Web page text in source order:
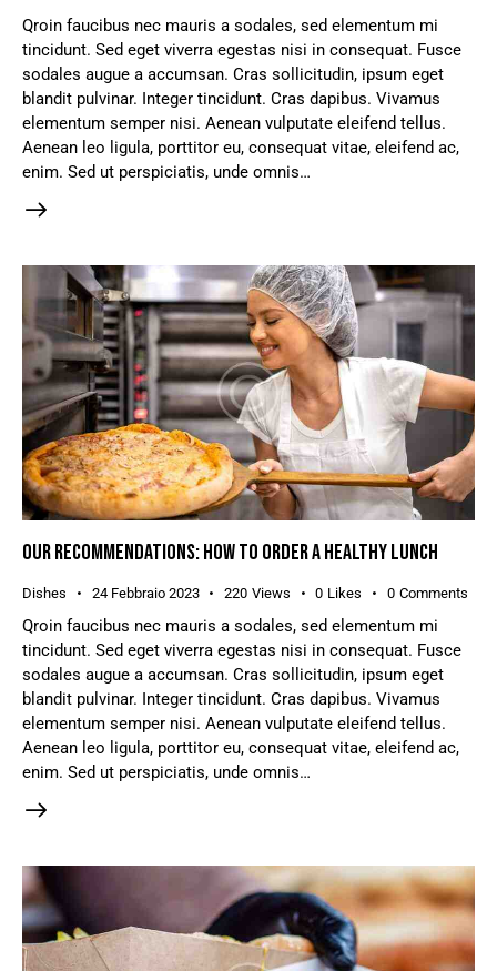
Qroin faucibus nec mauris a sodales, sed elementum mi
tincidunt. Sed eget viverra egestas nisi in consequat. Fusce
sodales augue a accumsan. Cras sollicitudin, ipsum eget
blandit pulvinar. Integer tincidunt. Cras dapibus. Vivamus
elementum semper nisi. Aenean vulputate eleifend tellus.
Aenean leo ligula, porttitor eu, consequat vitae, eleifend ac,
enim. Sed ut perspiciatis, unde omnis…
OUR RECOMMENDATIONS: HOW TO ORDER A HEALTHY LUNCH
Dishes 24 Febbraio 2023 220 Views 0 Likes 0 Comments
Qroin faucibus nec mauris a sodales, sed elementum mi
tincidunt. Sed eget viverra egestas nisi in consequat. Fusce
sodales augue a accumsan. Cras sollicitudin, ipsum eget
blandit pulvinar. Integer tincidunt. Cras dapibus. Vivamus
elementum semper nisi. Aenean vulputate eleifend tellus.
Aenean leo ligula, porttitor eu, consequat vitae, eleifend ac,
enim. Sed ut perspiciatis, unde omnis…